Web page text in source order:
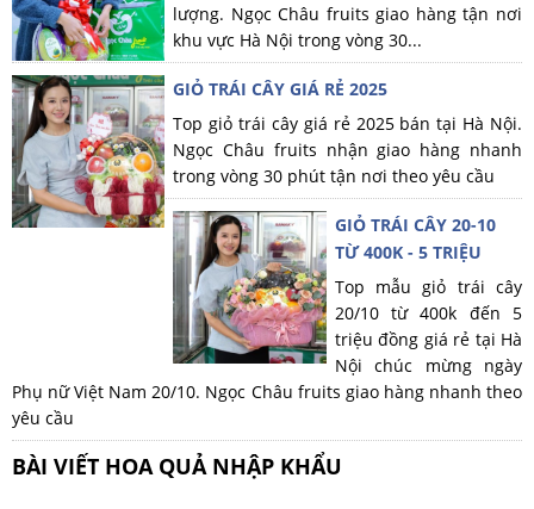
lượng. Ngọc Châu fruits giao hàng tận nơi
khu vực Hà Nội trong vòng 30...
GIỎ TRÁI CÂY GIÁ RẺ 2025
Top giỏ trái cây giá rẻ 2025 bán tại Hà Nội.
Ngọc Châu fruits nhận giao hàng nhanh
trong vòng 30 phút tận nơi theo yêu cầu
GIỎ TRÁI CÂY 20-10
TỪ 400K - 5 TRIỆU
Top mẫu giỏ trái cây
20/10 từ 400k đến 5
triệu đồng giá rẻ tại Hà
Nội chúc mừng ngày
Phụ nữ Việt Nam 20/10. Ngọc Châu fruits giao hàng nhanh theo
yêu cầu
BÀI VIẾT HOA QUẢ NHẬP KHẨU